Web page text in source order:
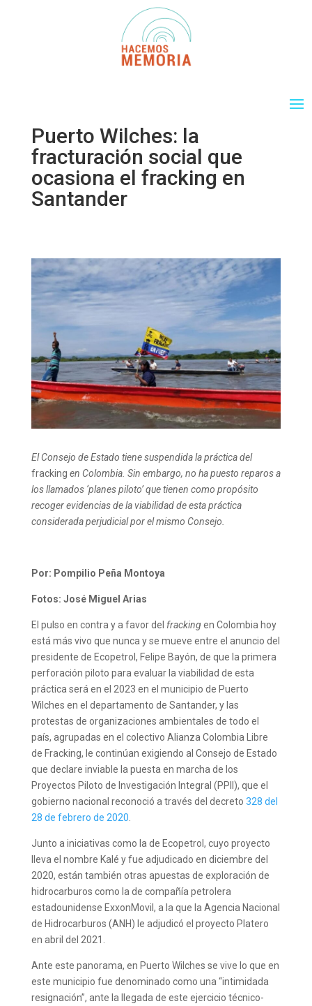
Puerto Wilches: la
fracturación social que
ocasiona el fracking en
Santander
El Consejo de Estado tiene suspendida la práctica del
fracking en Colombia. Sin embargo, no ha puesto reparos a
los llamados ‘planes piloto’ que tienen como propósito
recoger evidencias de la viabilidad de esta práctica
considerada perjudicial por el mismo Consejo.
Por: Pompilio Peña Montoya
Fotos: José Miguel Arias
El pulso en contra y a favor del frackingen Colombia hoy
está más vivo que nunca y se mueve entre el anuncio del
presidente de Ecopetrol, Felipe Bayón, de que la primera
perforación piloto para evaluar la viabilidad de esta
práctica será en el 2023 en el municipio de Puerto
Wilches en el departamento de Santander, y las
protestas de organizaciones ambientales de todo el
país, agrupadas en el colectivo Alianza Colombia Libre
de Fracking, le continúan exigiendo al Consejo de Estado
que declare inviable la puesta en marcha de los
Proyectos Piloto de Investigación Integral (PPII), que el
gobierno nacional reconoció a través del decreto 328 del
28 de febrero de 2020
Junto a iniciativas como la de Ecopetrol, cuyo proyecto
lleva el nombre Kalé y fue adjudicado en diciembre del
2020, están también otras apuestas de exploración de
hidrocarburos como la de compañía petrolera
estadounidense ExxonMovil, a la que la Agencia Nacional
de Hidrocarburos (ANH) le adjudicó el proyecto Platero
en abril del 2021.
Ante este panorama, en Puerto Wilches se vive lo que en
este municipio fue denominado como una “intimidada
resignación”, ante la llegada de este ejercicio técnico-